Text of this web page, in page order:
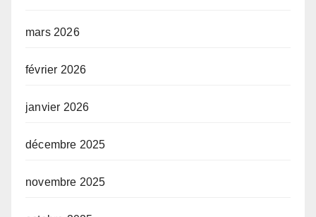
mars 2026
février 2026
janvier 2026
décembre 2025
novembre 2025